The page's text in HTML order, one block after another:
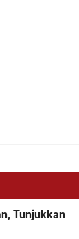
Tunjukkan